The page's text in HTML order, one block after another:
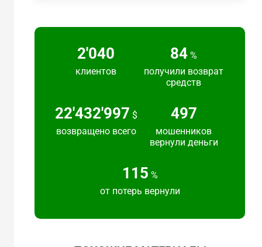
2'217
клиентов
91 %
получили возврат
средств
24'383'692 $
возвращено всего
540
мошенников
вернули деньги
125 %
от потерь вернули